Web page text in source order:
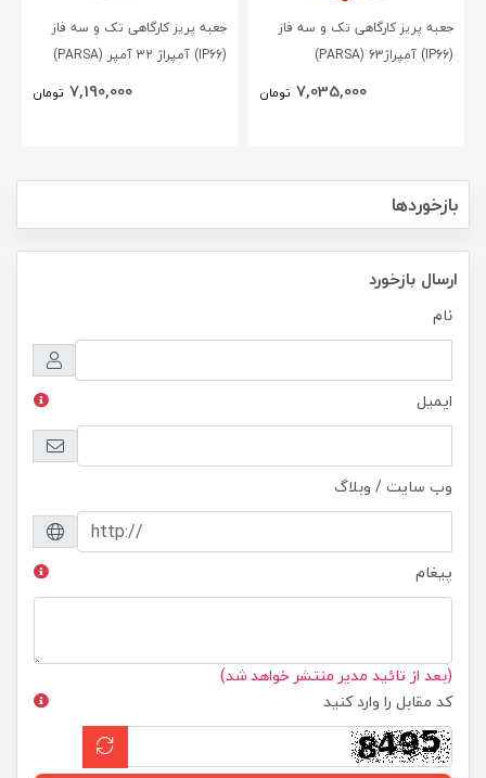
جعبه پریز کارگاهی تک و سه فاز
(IP66) آمپراژ63 (PARSA)
7,035,000 تومان
جعبه پریز کارگاهی تک و سه فاز
(IP66) آمپراژ 32 آمپر (PARSA)
7,190,000 تومان
بازخوردها
ارسال بازخورد
نام
ایمیل
وب سایت / وبلاگ
پیغام
(بعد از تائید مدیر منتشر خواهد شد)
کد مقابل را وارد کنید